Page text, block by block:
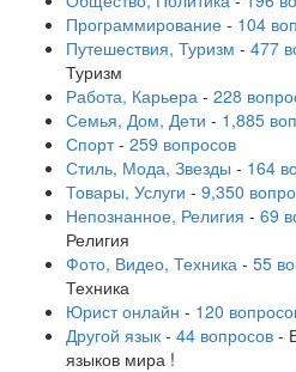
Программирование - 104
Путешествия, Туризм - 477
Туризм
Работа, Карьера - 228
Семья, Дом, Дети - 1,885
Спорт - 259 вопросов
Стиль, Мода, Звезды - 164
Товары, Услуги - 9,350
Непознанное, Религия - 69
Религия
Фото, Видео, Техника - 55
Техника
Юрист онлайн - 120
Другой язык - 44 вопросов -
языков мира !